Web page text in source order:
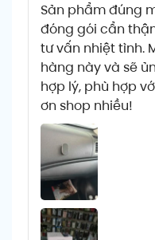
Sản phẩm đúng
đóng gói cẩn
tư vấn nhiệt tình.
hàng này và sẽ
hợp lý, phù hợp
ơn shop nhiều!